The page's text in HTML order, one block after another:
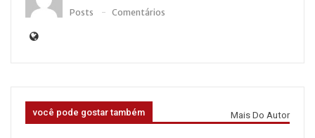
Posts
Comentários
você pode gostar também Mais Do Autor